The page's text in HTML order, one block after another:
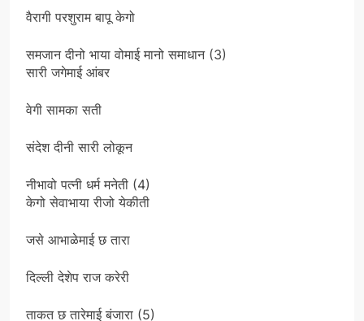
वैरागी परशुराम बापू केगो
समजान दीनो भाया वोमाई मानो समाधान (3)
सारी जगेमाई आंबर
वेगी सामका सती
संदेश दीनी सारी लोकून
नीभावो पत्नी धर्म मनेती (4)
केगो सेवाभाया रीजो येकीती
जसे आभाळेमाई छ तारा
दिल्ली देशेप राज करेरी
ताकत छ तारेमाई बंजारा (5)